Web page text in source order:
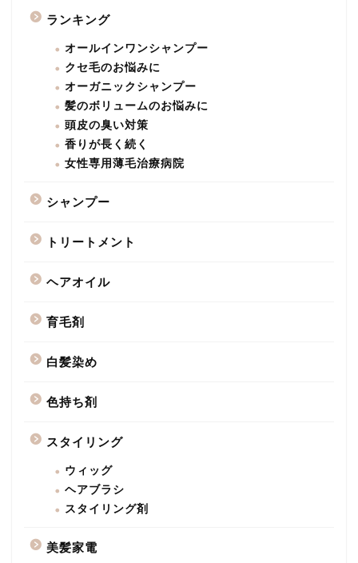
ランキング
オールインワンシャンプー
クセ毛のお悩みに
オーガニックシャンプー
髪のボリュームのお悩みに
頭皮の臭い対策
香りが長く続く
女性専用薄毛治療病院
シャンプー
トリートメント
ヘアオイル
育毛剤
白髪染め
色持ち剤
スタイリング
ウィッグ
ヘアブラシ
スタイリング剤
美髪家電